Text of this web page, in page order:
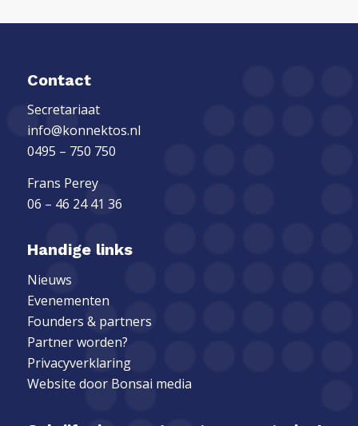
Contact
Secretariaat
info@konnektos.nl
0495 – 750 750
Frans Perey
06 – 46 24 41 36
Handige links
Nieuws
Evenementen
Founders & partners
Partner worden?
Privacyverklaring
Website door Bonsai media